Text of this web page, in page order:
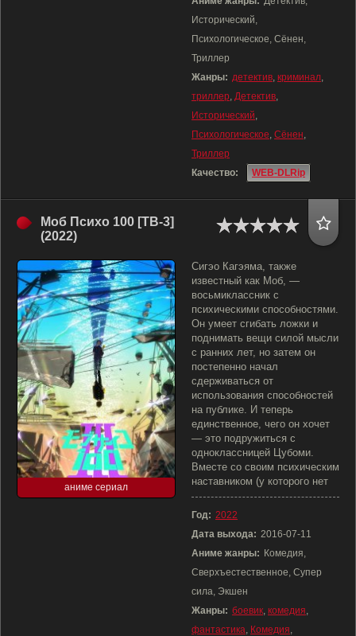
Исторический,
Психологическое, Сёнен,
Триллер
Жанры: детектив, криминал,
триллер, Детектив,
Исторический,
Психологическое, Сёнен,
Триллер
Качество:
WEB-DLRip
Моб Психо 100 [ТВ-3]
(2022)
аниме сериал
Сигэо Кагэяма, также
известный как Моб, —
восьмиклассник с
психическими способностями.
Он умеет сгибать ложки и
поднимать вещи силой мысли
с ранних лет, но затем он
постепенно начал
сдерживаться от
использования способностей
на публике. И теперь
единственное, чего он хочет
— это подружиться с
одноклассницей Цубоми.
Вместе со своим психическим
наставником (у которого нет
Год: 2022
Дата выхода: 2016-07-11
Аниме жанры: Комедия,
Сверхъестественное, Супер
сила, Экшен
Жанры: боевик, комедия,
фантастика, Комедия,